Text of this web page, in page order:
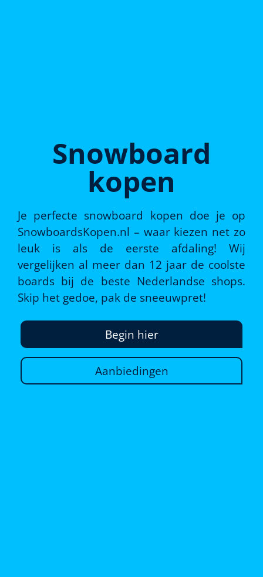
Snowboard
kopen
Je perfecte snowboard kopen doe je op
SnowboardsKopen.nl – waar kiezen net zo
leuk is als de eerste afdaling! Wij
vergelijken al meer dan 12 jaar de coolste
boards bij de beste Nederlandse shops.
Skip het gedoe, pak de sneeuwpret!
Begin hier
Aanbiedingen